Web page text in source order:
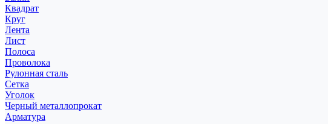
Квадрат
Круг
Лента
Лист
Полоса
Проволока
Рулонная сталь
Сетка
Уголок
Черный металлопрокат
Арматура